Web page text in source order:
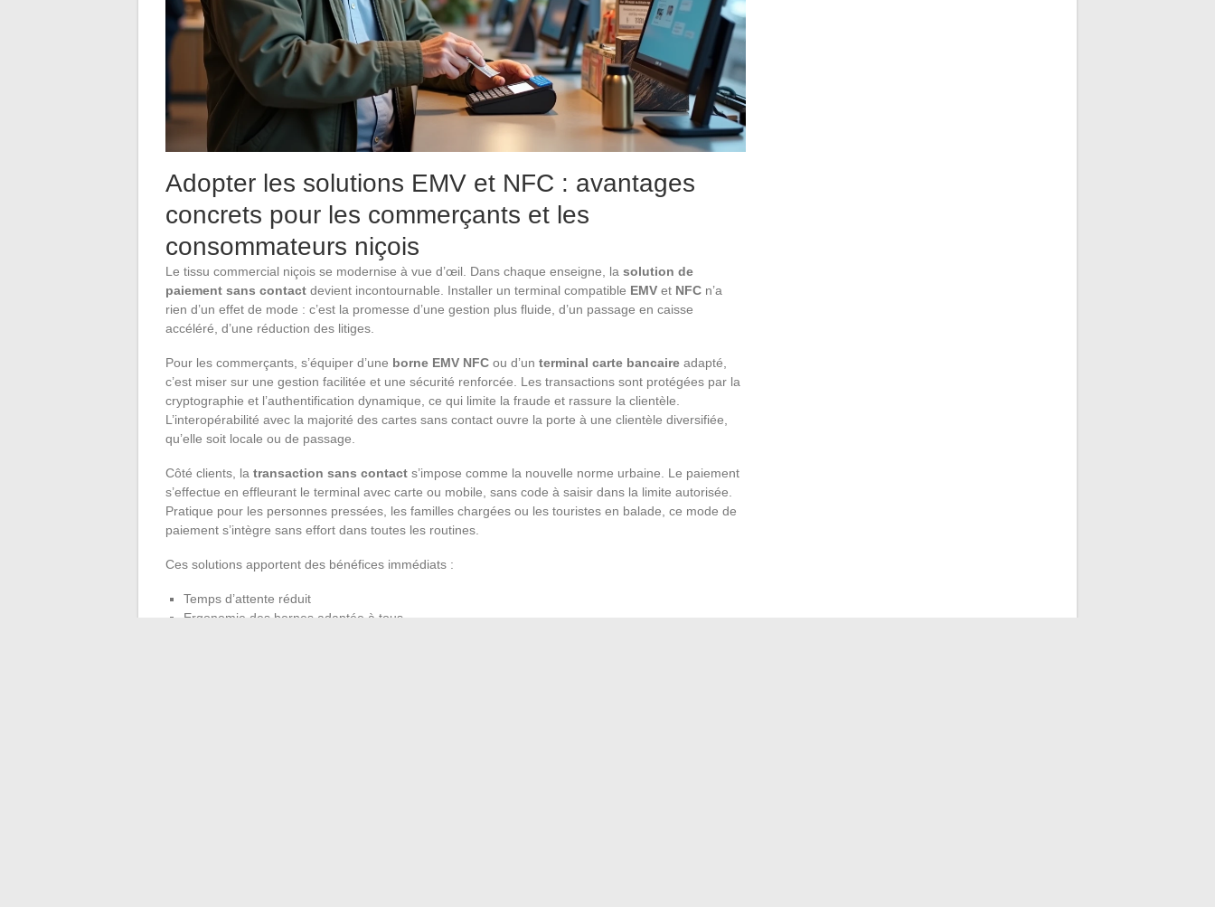
Adopter les solutions EMV et NFC : avantages
concrets pour les commerçants et les
consommateurs niçois
Le tissu commercial niçois se modernise à vue d’œil. Dans chaque enseigne, la solution de
paiement sans contact devient incontournable. Installer un terminal compatible EMV et NFC n’a
rien d’un effet de mode : c’est la promesse d’une gestion plus fluide, d’un passage en caisse
accéléré, d’une réduction des litiges.
Pour les commerçants, s’équiper d’une borne EMV NFC ou d’un terminal carte bancaire adapté,
c’est miser sur une gestion facilitée et une sécurité renforcée. Les transactions sont protégées par la
cryptographie et l’authentification dynamique, ce qui limite la fraude et rassure la clientèle.
L’interopérabilité avec la majorité des cartes sans contact ouvre la porte à une clientèle diversifiée,
qu’elle soit locale ou de passage.
Côté clients, la transaction sans contact s’impose comme la nouvelle norme urbaine. Le paiement
s’effectue en effleurant le terminal avec carte ou mobile, sans code à saisir dans la limite autorisée.
Pratique pour les personnes pressées, les familles chargées ou les touristes en balade, ce mode de
paiement s’intègre sans effort dans toutes les routines.
Ces solutions apportent des bénéfices immédiats :
Temps d’attente réduit
Ergonomie des bornes adaptée à tous